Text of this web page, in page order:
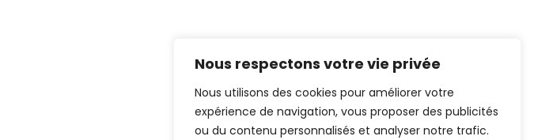
Nous respectons votre vie privée
Nous utilisons des cookies pour améliorer votre
expérience de navigation, vous proposer des publicités
ou du contenu personnalisés et analyser notre trafic.